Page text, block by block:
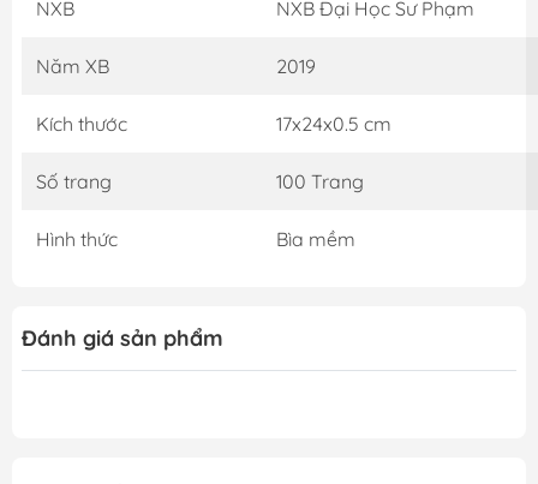
TẠI SHOP GOODA THƯ VIỆN SÁCH QUÝ: 1. Đảm bảo
cẩn thận, trận trọng từng quyển sách 3. Xử lí đơn đặt
hàng thuận tiện khi gặp sự cố
NXB NXB Đại Học Sư Phạm
Năm XB 2019
Kích thước 17x24x0.5 cm
Số trang 100 Trang
Hình thức Bìa mềm
Đánh giá sản phẩm